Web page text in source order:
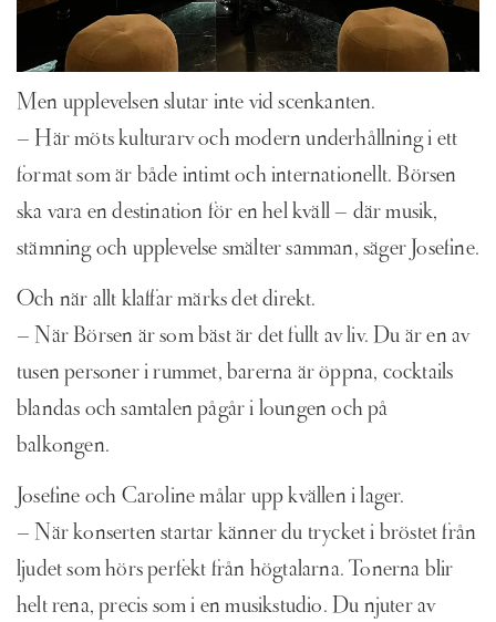
Men upplevelsen slutar inte vid scenkanten.
– Här möts kulturarv och modern underhållning i ett
format som är både intimt och internationellt. Börsen
ska vara en destination för en hel kväll – där musik,
stämning och upplevelse smälter samman, säger Josefine.
Och när allt klaffar märks det direkt.
– När Börsen är som bäst är det fullt av liv. Du är en av
tusen personer i rummet, barerna är öppna, cocktails
blandas och samtalen pågår i loungen och på
balkongen.
Josefine och Caroline målar upp kvällen i lager.
– När konserten startar känner du trycket i bröstet från
ljudet som hörs perfekt från högtalarna. Tonerna blir
helt rena, precis som i en musikstudio. Du njuter av